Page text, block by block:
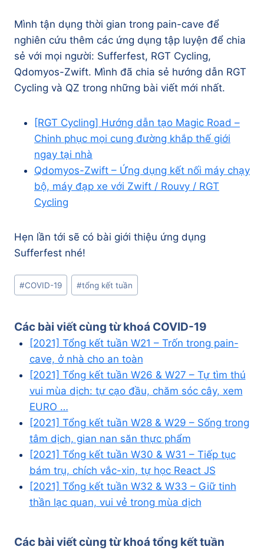
Mình tận dụng thời gian trong pain-cave để
nghiên cứu thêm các ứng dụng tập luyện để chia
sẻ với mọi người: Sufferfest, RGT Cycling,
Qdomyos-Zwift. Mình đã chia sẻ hướng dẫn RGT
Cycling và QZ trong những bài viết mới nhất.
[RGT Cycling] Hướng dẫn tạo Magic Road –
Chinh phục mọi cung đường khắp thế giới
ngay tại nhà
Qdomyos-Zwift – Ứng dụng kết nối máy chạy
bộ, máy đạp xe với Zwift / Rouvy / RGT
Cycling
Hẹn lần tới sẽ có bài giới thiệu ứng dụng
Sufferfest nhé!
Post
Tags:
#COVID-19 #tổng kết tuần
Các bài viết cùng từ khoá COVID-19
[2021] Tổng kết tuần W21 – Trốn trong pain-
cave, ở nhà cho an toàn
[2021] Tổng kết tuần W26 & W27 – Tự tìm thú
vui mùa dịch: tự cạo đầu, chăm sóc cây, xem
EURO …
[2021] Tổng kết tuần W28 & W29 – Sống trong
tâm dịch, gian nan săn thực phẩm
[2021] Tổng kết tuần W30 & W31 – Tiếp tục
bám trụ, chích vắc-xin, tự học React JS
[2021] Tổng kết tuần W32 & W33 – Giữ tinh
thần lạc quan, vui vẻ trong mùa dịch
Các bài viết cùng từ khoá tổng kết tuần